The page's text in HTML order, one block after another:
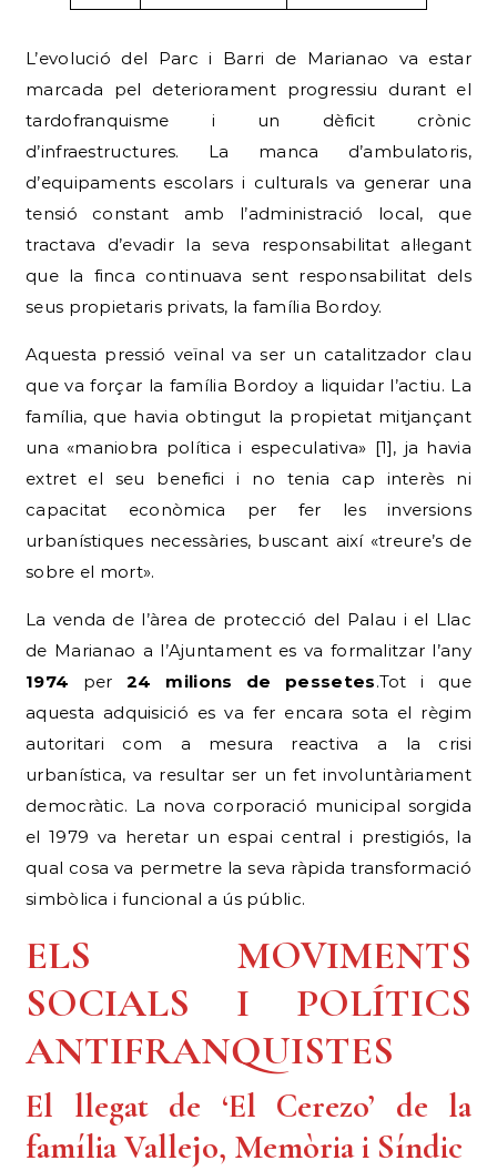
L’evolució del Parc i Barri de Marianao va estar
marcada pel deteriorament progressiu durant el
tardofranquisme i un dèficit crònic
d’infraestructures. La manca d’ambulatoris,
d’equipaments escolars i culturals va generar una
tensió constant amb l’administració local, que
tractava d’evadir la seva responsabilitat al·legant
que la finca continuava sent responsabilitat dels
seus propietaris privats, la família Bordoy.
Aquesta pressió veïnal va ser un catalitzador clau
que va forçar la família Bordoy a liquidar l’actiu. La
família, que havia obtingut la propietat mitjançant
una «maniobra política i especulativa» [1], ja havia
extret el seu benefici i no tenia cap interès ni
capacitat econòmica per fer les inversions
urbanístiques necessàries, buscant així «treure’s de
sobre el mort».
La venda de l’àrea de protecció del Palau i el Llac
de Marianao a l’Ajuntament es va formalitzar l’any
1974 per24 milions de pessetes.Tot i que
aquesta adquisició es va fer encara sota el règim
autoritari com a mesura reactiva a la crisi
urbanística, va resultar ser un fet involuntàriament
democràtic. La nova corporació municipal sorgida
el 1979 va heretar un espai central i prestigiós, la
qual cosa va permetre la seva ràpida transformació
simbòlica i funcional a ús públic.
ELS MOVIMENTS
SOCIALS I POLÍTICS
ANTIFRANQUISTES
El llegat de ‘El Cerezo’ de la
família Vallejo, Memòria i Síndic